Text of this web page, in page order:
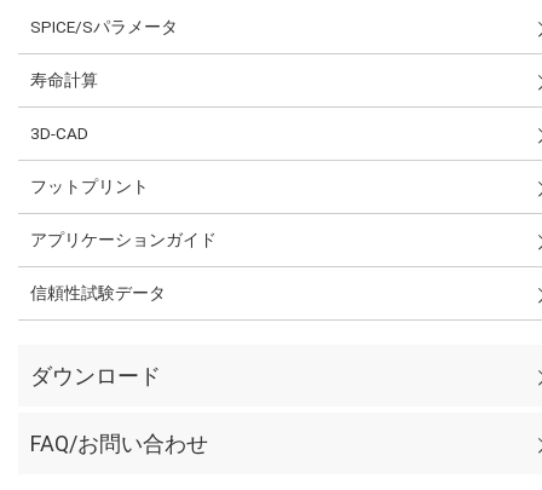
SPICE/Sパラメータ
寿命計算
3D-CAD
フットプリント
アプリケーションガイド
信頼性試験データ
ダウンロード
FAQ/お問い合わせ